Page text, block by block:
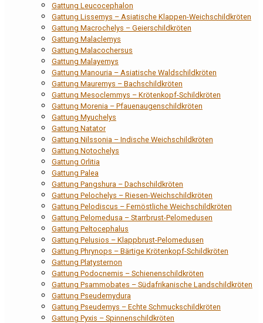
Gattung Leucocephalon
Gattung Lissemys – Asiatische Klappen-Weichschildkröten
Gattung Macrochelys – Geierschildkröten
Gattung Malaclemys
Gattung Malacochersus
Gattung Malayemys
Gattung Manouria – Asiatische Waldschildkröten
Gattung Mauremys – Bachschildkröten
Gattung Mesoclemmys – Krötenkopf-Schildkröten
Gattung Morenia – Pfauenaugenschildkröten
Gattung Myuchelys
Gattung Natator
Gattung Nilssonia – Indische Weichschildkröten
Gattung Notochelys
Gattung Orlitia
Gattung Palea
Gattung Pangshura – Dachschildkröten
Gattung Pelochelys – Riesen-Weichschildkröten
Gattung Pelodiscus – Fernöstliche Weichschildkröten
Gattung Pelomedusa – Starrbrust-Pelomedusen
Gattung Peltocephalus
Gattung Pelusios – Klappbrust-Pelomedusen
Gattung Phrynops – Bärtige Krötenkopf-Schildkröten
Gattung Platysternon
Gattung Podocnemis – Schienenschildkröten
Gattung Psammobates – Südafrikanische Landschildkröten
Gattung Pseudemydura
Gattung Pseudemys – Echte Schmuckschildkröten
Gattung Pyxis – Spinnenschildkröten